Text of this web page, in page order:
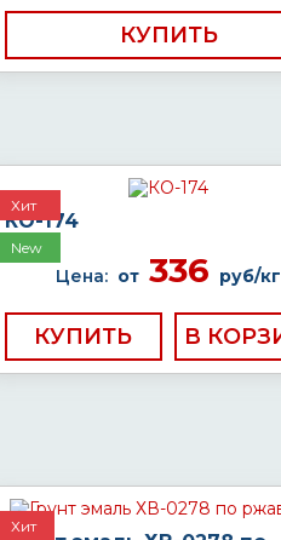
КУПИТЬ
Хит
New
КО-174
Цена: от 336 руб/кг
КУПИТЬ
Хит